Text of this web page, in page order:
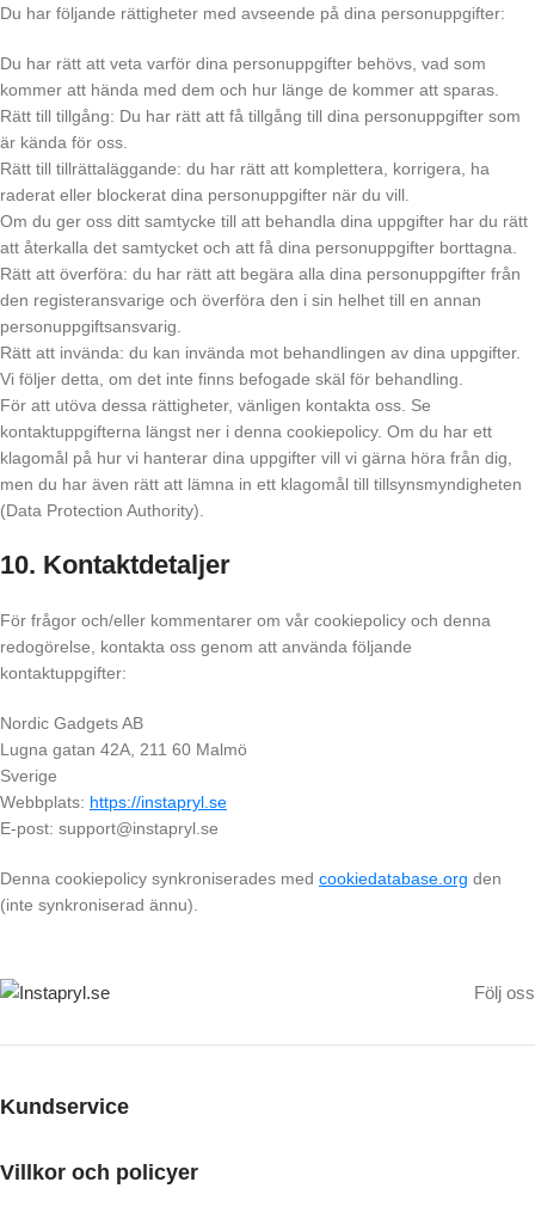
Du har följande rättigheter med avseende på dina personuppgifter:
Du har rätt att veta varför dina personuppgifter behövs, vad som
kommer att hända med dem och hur länge de kommer att sparas.
Rätt till tillgång: Du har rätt att få tillgång till dina personuppgifter som
är kända för oss.
Rätt till tillrättaläggande: du har rätt att komplettera, korrigera, ha
raderat eller blockerat dina personuppgifter när du vill.
Om du ger oss ditt samtycke till att behandla dina uppgifter har du rätt
att återkalla det samtycket och att få dina personuppgifter borttagna.
Rätt att överföra: du har rätt att begära alla dina personuppgifter från
den registeransvarige och överföra den i sin helhet till en annan
personuppgiftsansvarig.
Rätt att invända: du kan invända mot behandlingen av dina uppgifter.
Vi följer detta, om det inte finns befogade skäl för behandling.
För att utöva dessa rättigheter, vänligen kontakta oss. Se
kontaktuppgifterna längst ner i denna cookiepolicy. Om du har ett
klagomål på hur vi hanterar dina uppgifter vill vi gärna höra från dig,
men du har även rätt att lämna in ett klagomål till tillsynsmyndigheten
(Data Protection Authority).
10. Kontaktdetaljer
För frågor och/eller kommentarer om vår cookiepolicy och denna
redogörelse, kontakta oss genom att använda följande
kontaktuppgifter:
Nordic Gadgets AB
Lugna gatan 42A, 211 60 Malmö
Sverige
Webbplats: https://instapryl.se
E-post: support@instapryl.se
Denna cookiepolicy synkroniserades med cookiedatabase.org den
(inte synkroniserad ännu).
Följ oss
Kundservice
Villkor och policyer